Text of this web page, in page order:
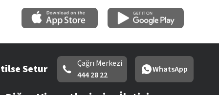
Setur
Çağrı Merkezi
444 28 22
WhatsApp